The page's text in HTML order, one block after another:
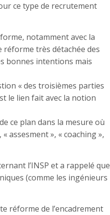
ce type de recrutement
notamment avec la
réforme très détachée des
bonnes intentions mais
« des troisièmes parties
le lien fait avec la notion
ce plan dans la mesure où
assesment », « coaching »,
l’INSP et a rappelé que
(comme les ingénieurs
réforme de l’encadrement